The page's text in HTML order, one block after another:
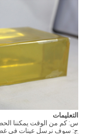
التعليمات
س: كم من الوقت يمكننا